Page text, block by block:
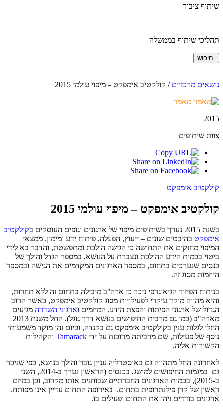
שיתוף ציבור
תהליכי שיתוף בממשלה
נושאים מרכזיים / קולקטיב אימפקט – מיפוי עולמי 2015
מאמר
2015
צוות שיתופים
קולקטיב אימפקט
קולקטיב אימפקט – מיפוי עולמי 2015
בשנת 2015 נערך בשיתופים מיפוי של ארגונים וגופים העוסקים ב
קולקטיב
אימפקט בהיבטים שונים – ייעוץ, הפעלה, פיתוח ידע ומימון. ממצאי
המיפוי מחזקים את התחושה כי הגישה הולכת ומתפשטת, והדבר בא לידי
ביטוי בכמות הידע ההולכת ונצברת על הנושא, במספר הגדל והולך של
כנסים שנערכים בתחום, במספר הארגונים המקדמים את הגישה ובמספר
היוזמות מסוג זה.
בניתוח הפיזור הגיאוגרפי ניכר כי ארה"ב מובילה בתחום זה ללא תחרות,
והיא מהווה מוקד עיקרי לפעילויות מסוג קולקטיב אימפקט, כאשר הרוב
הגדול של ארגוני הפיתוח והפצת הידע, המיזמים וארגוני השדרה מגיעים
מארה"ב (כמו גם מרבית החיפושים בנושא דרך גוגל). החל משנת 2013
החלו לגלות ענין בקולקטיב אימפקט גם בקנדה, וכיום זהו מוקד משמעותי
נוסף של פעילות, שם מרביתה מרוכזת על ידי Tamarack והקהילות
הקשורות אליה.
לאחרונה החל מתהווה גם באוסטרליה עניין גובר והולך בנושא, כפי שניכר
גם במגמות החיפושים למושג, בכנסים (הראשון נערך ב-2014, השני
ב-2015), בכמות הארגונים החברתיים שבוחנים אותו מקרוב, וכן במיזם
ראשון של קרן פילנתרופית בתחום. באירופה התחום עדיין אינו מפותח.
ארגונים בודדים זיהו את התחום ופעילים בו.